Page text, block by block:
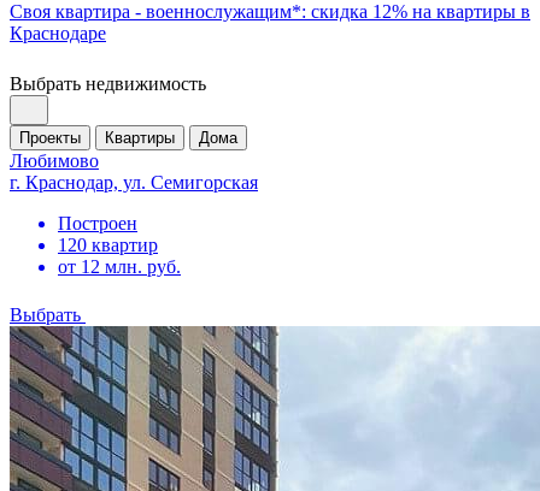
Своя квартира - военнослужащим*: скидка 12% на квартиры в
Краснодаре
Выбрать недвижимость
Проекты Квартиры Дома
Любимово
г. Краснодар, ул. Семигорская
Построен
120 квартир
от 12 млн. руб.
Выбрать